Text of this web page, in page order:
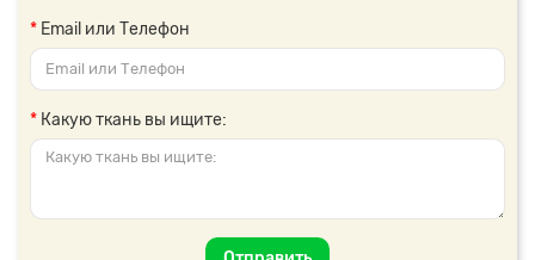
Email или Телефон
Какую ткань вы ищите: